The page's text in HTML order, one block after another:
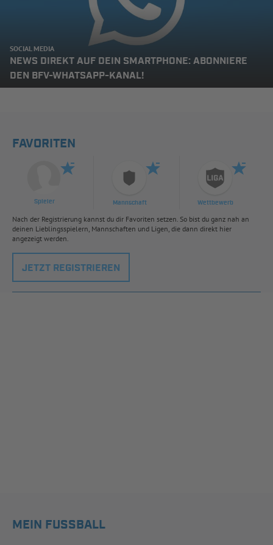
SOCIAL MEDIA
NEWS DIREKT AUF DEIN SMARTPHONE: ABONNIERE
DEN BFV-WHATSAPP-KANAL!
FAVORITEN
Spieler Mannschaft Wettbewerb
Nach der Registrierung kannst du dir Favoriten setzen. So bist du ganz nah an
deinen Lieblingsspielern, Mannschaften und Ligen, die dann direkt hier
angezeigt werden.
JETZT REGISTRIEREN
MEIN FUSSBALL